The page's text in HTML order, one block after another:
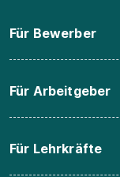
Für Bewerber
Für Arbeitgeber
Für Lehrkräfte